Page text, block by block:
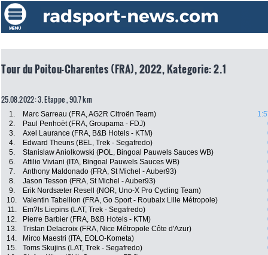
Tour du Poitou-Charentes (FRA), 2022, Kategorie: 2.1
25.08.2022: 3. Etappe , 90.7 km
1. Marc Sarreau (FRA, AG2R Citroën Team)
2.
Paul Penhoët (FRA, Groupama - FDJ)
3.
Axel Laurance (FRA, B&B Hotels - KTM)
4.
Edward Theuns (BEL, Trek - Segafredo)
5.
Stanislaw Aniolkowski (POL, Bingoal Pauwels Sauces WB)
6.
Attilio Viviani (ITA, Bingoal Pauwels Sauces WB)
7.
Anthony Maldonado (FRA, St Michel - Auber93)
8.
Jason Tesson (FRA, St Michel - Auber93)
9.
Erik Nordsæter Resell (NOR, Uno-X Pro Cycling Team)
10.
Valentin Tabellion (FRA, Go Sport - Roubaix Lille Métropole)
11.
Em?ls Liepins (LAT, Trek - Segafredo)
12.
Pierre Barbier (FRA, B&B Hotels - KTM)
13.
Tristan Delacroix (FRA, Nice Métropole Côte d'Azur)
14.
Mirco Maestri (ITA, EOLO-Kometa)
15.
Toms Skujins (LAT, Trek - Segafredo)